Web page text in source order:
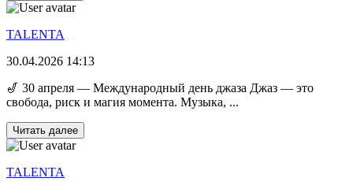
TALENTA
30.04.2026 14:13
🎷 30 апреля — Международный день джаза Джаз — это
свобода, риск и магия момента. Музыка, ...
Читать далее
TALENTA